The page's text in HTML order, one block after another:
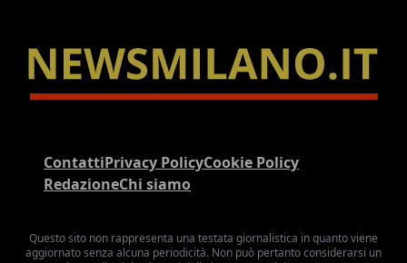
ContattiPrivacy PolicyCookie Policy
RedazioneChi siamo
Questo sito non rappresenta una testata giornalistica in quanto viene
aggiornato senza alcuna periodicità. Non può pertanto considerarsi un